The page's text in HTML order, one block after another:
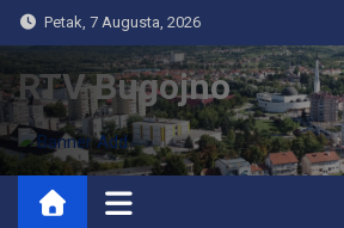
Petak, 7 Augusta, 2026
RTV Bugojno